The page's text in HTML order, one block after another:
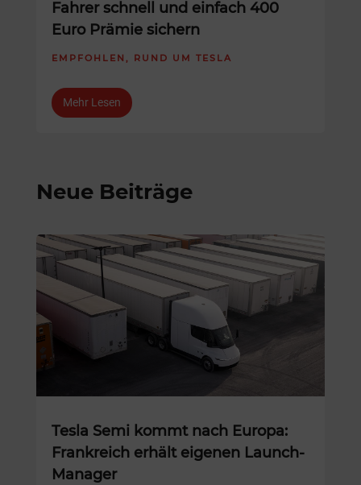
Fahrer schnell und einfach 400
Euro Prämie sichern
EMPFOHLEN , RUND UM TESLA
Mehr Lesen
Neue Beiträge
Tesla Semi kommt nach Europa:
Frankreich erhält eigenen Launch-
Manager